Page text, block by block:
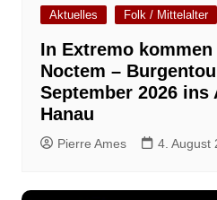
Aktuelles Folk / Mittelalter
In Extremo
Noctem –
September 2026 ins
Hanau
Pierre Ames 4. August